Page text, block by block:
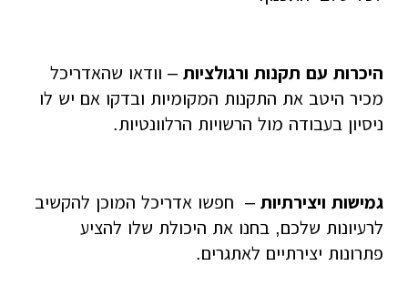
היכרות עם תקנות ורגולציות – וודאו שהאדריכל
מכיר היטב את התקנות המקומיות ובדקו אם יש לו
ניסיון בעבודה מול הרשויות הרלוונטיות.
גמישות ויצירתיות – חפשו אדריכל המוכן להקשיב
לרעיונות שלכם, בחנו את היכולת שלו להציע
פתרונות יצירתיים לאתגרים.